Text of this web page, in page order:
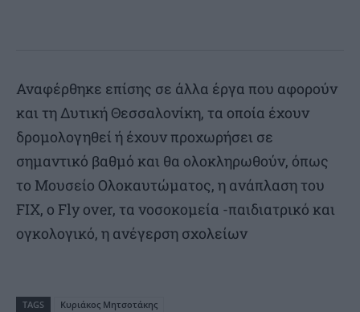
Αναφέρθηκε επίσης σε άλλα έργα που αφορούν
και τη Δυτική Θεσσαλονίκη, τα οποία έχουν
δρομολογηθεί ή έχουν προχωρήσει σε
σημαντικό βαθμό και θα ολοκληρωθούν, όπως
το Μουσείο Ολοκαυτώματος, η ανάπλαση του
FIX, ο Fly over, τα νοσοκομεία -παιδιατρικό και
ογκολογικό, η ανέγερση σχολείων
TAGS Κυριάκος Μητσοτάκης